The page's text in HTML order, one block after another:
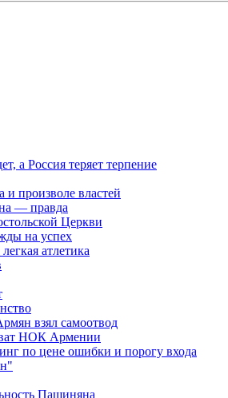
а Россия теряет терпение
и произволе властей
— правда
Церкви
на успех
атлетика
взял самоотвод
НОК Армении
по цене ошибки и порогу входа
Пашиняна